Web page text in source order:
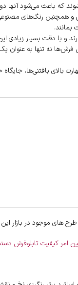
که باعث می‌شود آنها
و همچنین رنگ‌های
بمانند.
و با دقت بسیار
نه تنها به عنوان
بالای بافتنی‌ها،
های موجود در بازار
امر کیفیت تابلوفرش